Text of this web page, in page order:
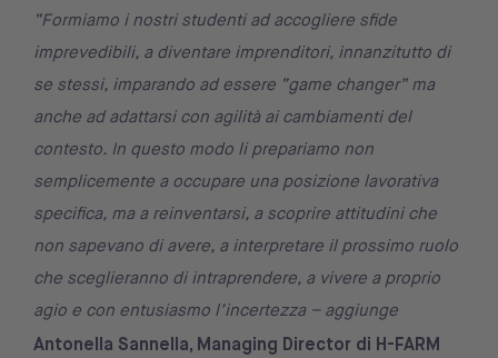
“Formiamo i nostri studenti ad accogliere sfide
imprevedibili, a diventare imprenditori, innanzitutto di
se stessi, imparando ad essere “game changer” ma
anche ad adattarsi con agilità ai cambiamenti del
contesto. In questo modo li prepariamo non
semplicemente a occupare una posizione lavorativa
specifica, ma a reinventarsi, a scoprire attitudini che
non sapevano di avere, a interpretare il prossimo ruolo
che sceglieranno di intraprendere, a vivere a proprio
agio e con entusiasmo l’incertezza – aggiunge
Antonella Sannella, Managing Director di H-FARM